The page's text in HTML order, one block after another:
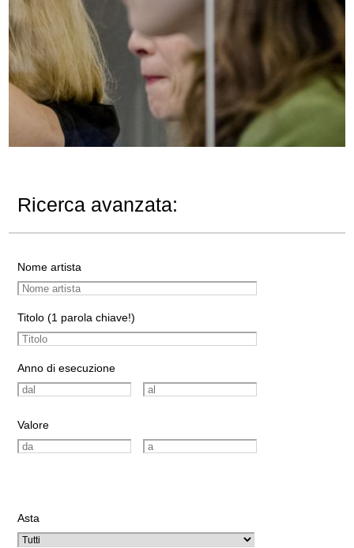
Ricerca avanzata:
Nome artista
Titolo (1 parola chiave!)
Anno di esecuzione
Valore
Asta